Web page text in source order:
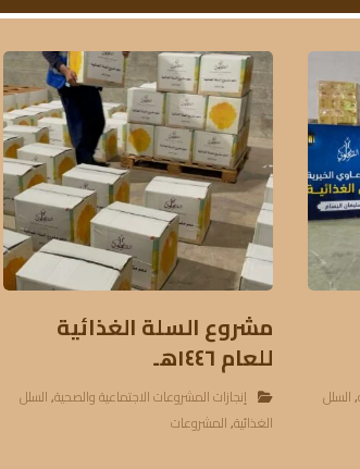
,السلل
مشروع السلة الغذائية
للعام ١٤٤٦هـ
إنجازات المشروعات الاجتماعية والصحية,السلل
الغذائية,المشروعات